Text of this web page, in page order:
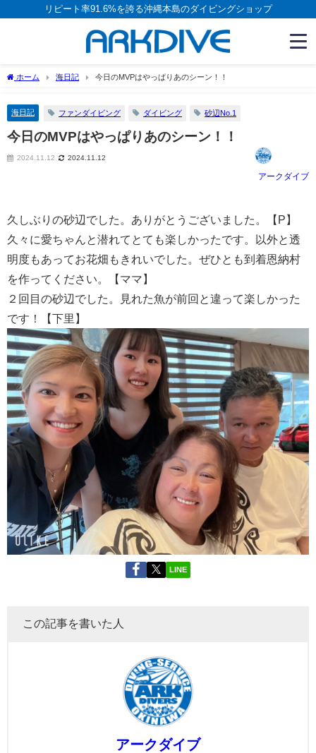
リピート率91.6%を誇る沖縄本島のダイビングショップ
ホーム 海日記 今日のMVPはやっぱりあのシーン！！
海日記 ファンダイビング ダイビング 砂辺No.1
今日のMVPはやっぱりあのシーン！！
2024.11.12 2024.11.12
アークダイブ
久しぶりの砂辺でした。ありがとうございました。【P】
久々に愛ちゃんと潜れてとても楽しかったです。以外と透
明度もあってお花畑もきれいでした。ぜひとも到着恩納村
を作ってください。【ママ】
２回目の砂辺でした。見れた魚が前回と違って楽しかった
です！【下里】
LINE
この記事を書いた人
アークダイブ